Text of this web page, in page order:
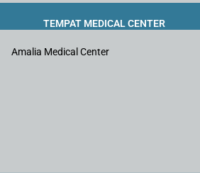
TEMPAT MEDICAL CENTER
Amalia Medical Center